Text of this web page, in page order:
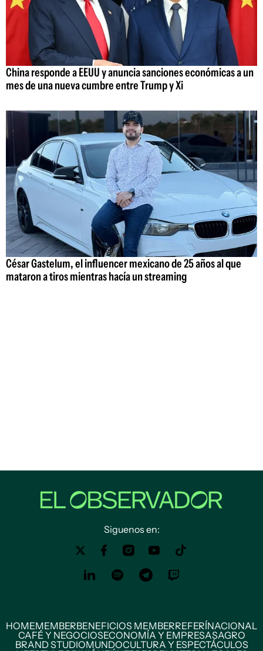
China responde a EEUU y anuncia sanciones económicas a un
mes de una nueva cumbre entre Trump y Xi
César Gastelum, el influencer mexicano de 25 años al que
mataron a tiros mientras hacía un streaming
Siguenos en:
HOMEMEMBERBENEFICIOS MEMBERREFERÍNACIONAL
CAFÉ Y NEGOCIOSECONOMÍA Y EMPRESASAGRO
BRAND STUDIOMUNDOCULTURA Y ESPECTÁCULOS